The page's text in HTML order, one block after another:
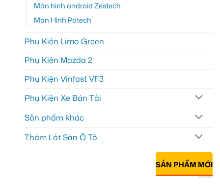
Màn hình android Zestech
Màn Hình Potech
Phụ Kiện Limo Green
Phụ Kiện Mazda 2
Phụ Kiện Vinfast VF3
Phụ Kiện Xe Bán Tải
Sản phẩm khác
Thảm Lót Sàn Ô Tô
SẢN PHẨM MỚI